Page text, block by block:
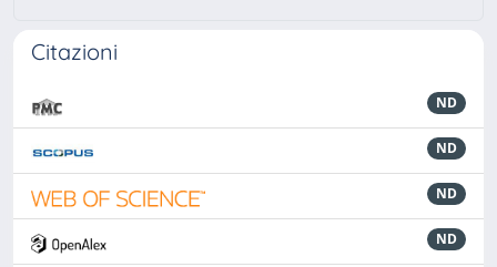
Citazioni
ND
ND
ND
ND